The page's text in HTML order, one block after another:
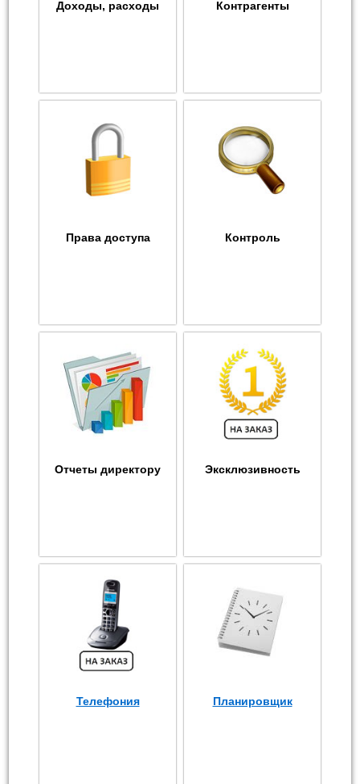
Доходы, расходы Контрагенты
Права доступа Контроль
Отчеты директору Эксклюзивность
Телефония Планировщик